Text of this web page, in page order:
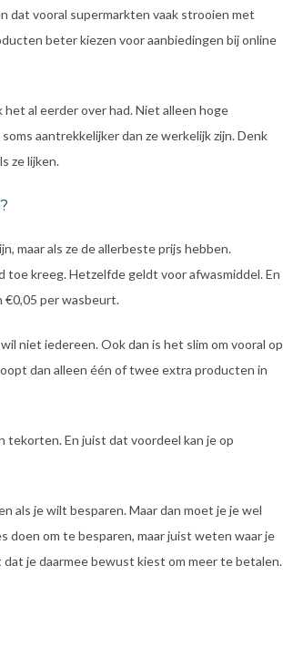
dat vooral supermarkten vaak strooien met
beter kiezen voor aanbiedingen bij online
al eerder over had. Niet alleen hoge
aantrekkelijker dan ze werkelijk zijn. Denk
ze lijken.
maar als ze de allerbeste prijs hebben.
kreeg. Hetzelfde geldt voor afwasmiddel. En
€0,05 per wasbeurt.
niet iedereen. Ook dan is het slim om vooral op
dan alleen één of twee extra producten in
tekorten. En juist dat voordeel kan je op
als je wilt besparen. Maar dan moet je je wel
doen om te besparen, maar juist weten waar je
je daarmee bewust kiest om meer te betalen.